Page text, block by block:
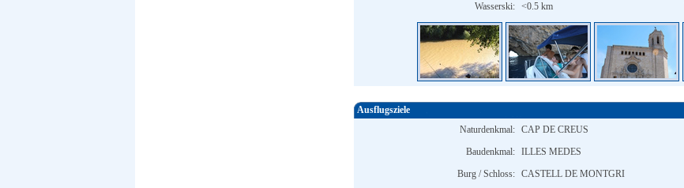
Wasserski: <0.5 km
Ausflugsziele
Naturdenkmal: CAP DE CREUS
Baudenkmal: ILLES MEDES
Burg / Schloss: CASTELL DE MONTGRI